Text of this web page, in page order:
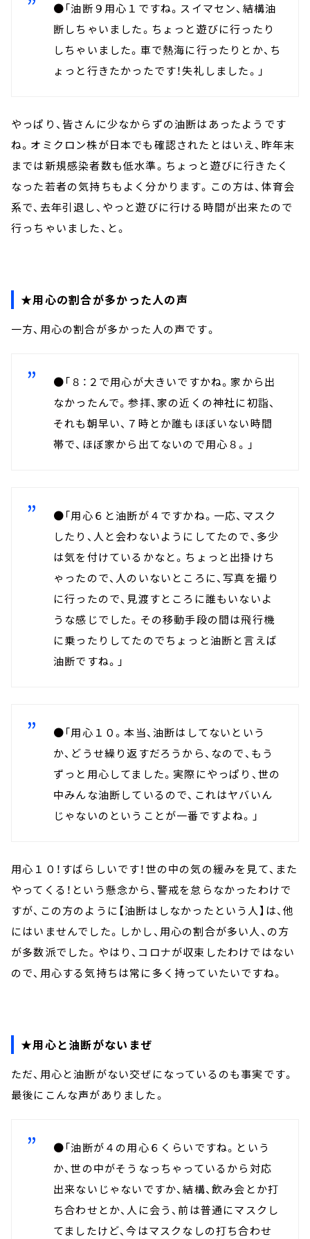
●「油断９用心１ですね。スイマセン、結構油
断しちゃいました。ちょっと遊びに行ったり
しちゃいました。車で熱海に行ったりとか、ち
ょっと行きたかったです！失礼しました。」
やっぱり、皆さんに少なからずの油断はあったようです
ね。オミクロン株が日本でも確認されたとはいえ、昨年末
までは新規感染者数も低水準。ちょっと遊びに行きたく
なった若者の気持ちもよく分かります。この方は、体育会
系で、去年引退し、やっと遊びに行ける時間が出来たので
行っちゃいました、と。
★用心の割合が多かった人の声
一方、用心の割合が多かった人の声です。
●「８：２で用心が大きいですかね。家から出
なかったんで。参拝、家の近くの神社に初詣、
それも朝早い、７時とか誰もほぼいない時間
帯で、ほぼ家から出てないので用心８。」
●「用心６と油断が４ですかね。一応、マスク
したり、人と会わないようにしてたので、多少
は気を付けているかなと。ちょっと出掛けち
ゃったので、人のいないところに、写真を撮り
に行ったので、見渡すところに誰もいないよ
うな感じでした。その移動手段の間は飛行機
に乗ったりしてたのでちょっと油断と言えば
油断ですね。」
●「用心１０。本当、油断はしてないという
か、どうせ繰り返すだろうから、なので、もう
ずっと用心してました。実際にやっぱり、世の
中みんな油断しているので、これはヤバいん
じゃないのということが一番ですよね。」
用心１０！すばらしいです！世の中の気の緩みを見て、また
やってくる！という懸念から、警戒を怠らなかったわけで
すが、この方のように【油断はしなかったという人】は、他
にはいませんでした。しかし、用心の割合が多い人、の方
が多数派でした。やはり、コロナが収束したわけではない
ので、用心する気持ちは常に多く持っていたいですね。
★用心と油断がないまぜ
ただ、用心と油断がない交ぜになっているのも事実です。
最後にこんな声がありました。
●「油断が４の用心６くらいですね。という
か、世の中がそうなっちゃっているから対応
出来ないじゃないですか、結構、飲み会とか打
ち合わせとか、人に会う、前は普通にマスクし
てましたけど、今はマスクなしの打ち合わせ